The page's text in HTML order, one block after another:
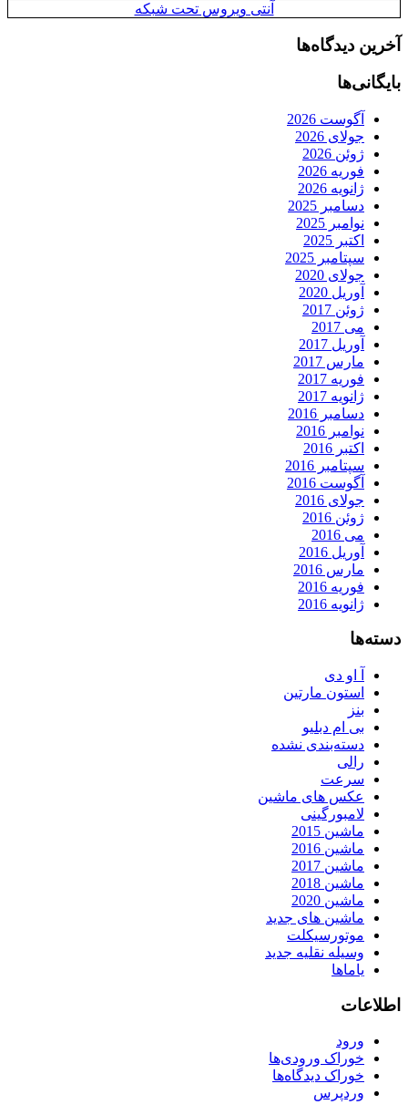
آنتی ویروس تحت شبکه
آخرین دیدگاه‌ها
بایگانی‌ها
آگوست 2026
جولای 2026
ژوئن 2026
فوریه 2026
ژانویه 2026
دسامبر 2025
نوامبر 2025
اکتبر 2025
سپتامبر 2025
جولای 2020
آوریل 2020
ژوئن 2017
می 2017
آوریل 2017
مارس 2017
فوریه 2017
ژانویه 2017
دسامبر 2016
نوامبر 2016
اکتبر 2016
سپتامبر 2016
آگوست 2016
جولای 2016
ژوئن 2016
می 2016
آوریل 2016
مارس 2016
فوریه 2016
ژانویه 2016
دسته‌ها
آ او دی
استون مارتین
بنز
بی ام دبلیو
دسته‌بندی نشده
رالی
سرعت
عکس های ماشین
لامبورگینی
ماشین 2015
ماشین 2016
ماشین 2017
ماشین 2018
ماشین 2020
ماشین های جدید
موتورسیکلت
وسیله نقلیه جدید
یاماها
اطلاعات
ورود
خوراک ورودی‌ها
خوراک دیدگاه‌ها
وردپرس